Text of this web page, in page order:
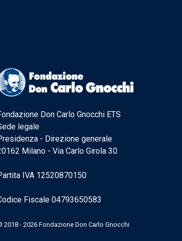
Don Carlo Gnocchi ETS
legale
- Direzione generale
Milano - Via Carlo Girola 30
IVA 12520870150
Fiscale 04793650583
2018 - 2026 Fondazione Don Carlo Gnocchi